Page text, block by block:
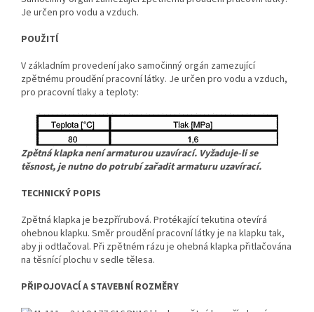
Je určen pro vodu a vzduch.
POUŽITĺ
V základním provedení jako samočinný orgán zamezující
zpětnému proudění pracovní látky. Je určen pro vodu a vzduch,
pro pracovní tlaky a teploty:
Zpětná klapka není armaturou uzavírací. Vyžaduje-li se
těsnost, je nutno do potrubí zařadit armaturu uzavírací.
TECHNICKÝ POPIS
Zpětná klapka je bezpřírubová. Protékající tekutina otevírá
ohebnou klapku. Směr proudění pracovní látky je na klapku tak,
aby ji odtlačoval. Při zpětném rázu je ohebná klapka přitlačována
na těsnící plochu v sedle tělesa.
PŘIPOJOVACĺ A STAVEBNĺ ROZMĚRY